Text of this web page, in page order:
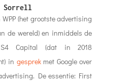
Sorrell
(het grootste advertising
de wereld) en inmiddels de
Capital (dat in 2018
in gesprekmet Google over
De essentie: First